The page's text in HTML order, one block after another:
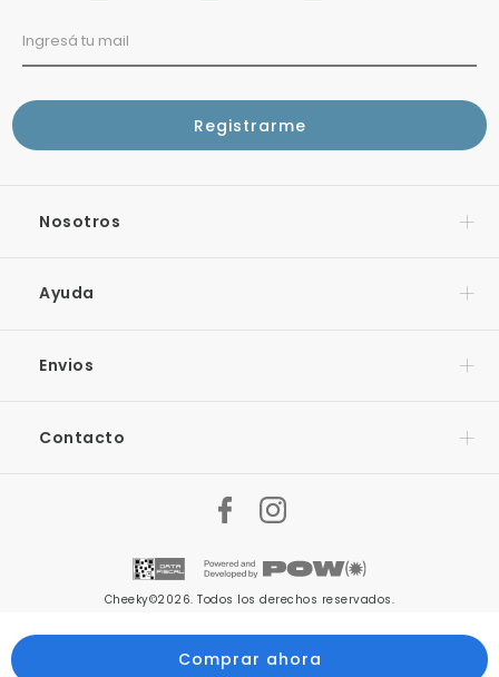
Nosotros
Ayuda
Envios
Contacto
Cheeky©2026. Todos los derechos reservados.